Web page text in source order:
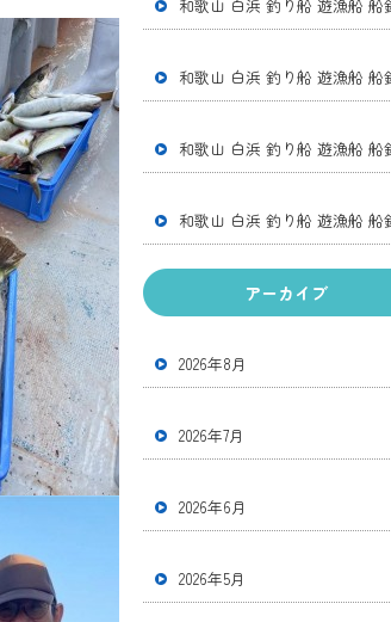
アーカイブ
2026年8月
2026年7月
2026年6月
2026年5月